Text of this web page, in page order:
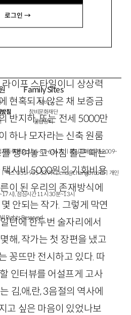
로그인 →
이프 스타일이니 상상력
현혹되지 않은 채 보증금
반지하, 또는 전세 5000만
하나 모자라는 신축 원룸
쟁여놓고 아침 출근 때는
택시비5000원의 기회비용
이 된 우리의 존재방식에
안되는 작가. 그렇게 막연
년에 한두번 술자리에서
해, 작가는 첫 장편을 냈고
꽁뜨만 전시하고 있다. 따
인터뷰를 어설프게 고사
김,애,란,3음절의 역사에
고 싶은 마음이 있었나보
침
Family Sites
창비
창비문화재단
클럽창비
자등록번호 : 105-81-63672ㅣ통신판매업 : 제 2009-
ㅣ팩스 : 031-955-3399 ㅣcnc@changbi.comㅣ개인
시), 점심시간 11시 30분~13시
Rights Reserved.